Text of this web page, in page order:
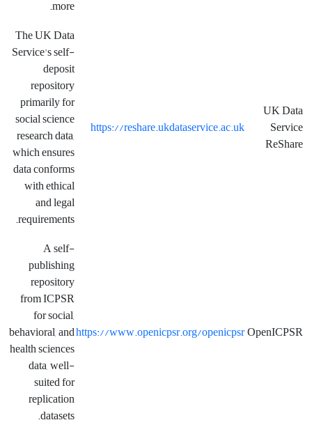
more.
UK Data
Service
ReShare
https://reshare.ukdataservice.ac.uk
The UK Data
Service's self-
deposit
repository
primarily for
social science
research data,
which ensures
data conforms
with ethical
and legal
requirements.
OpenICPSR
https://www.openicpsr.org/openicpsr
A self-
publishing
repository
from ICPSR
for social,
behavioral, and
health sciences
data, well-
suited for
replication
datasets.